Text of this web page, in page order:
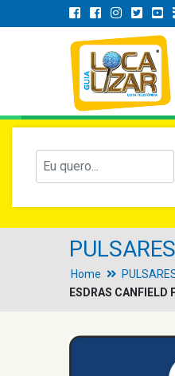
Home
ESDRAS CANFIELD